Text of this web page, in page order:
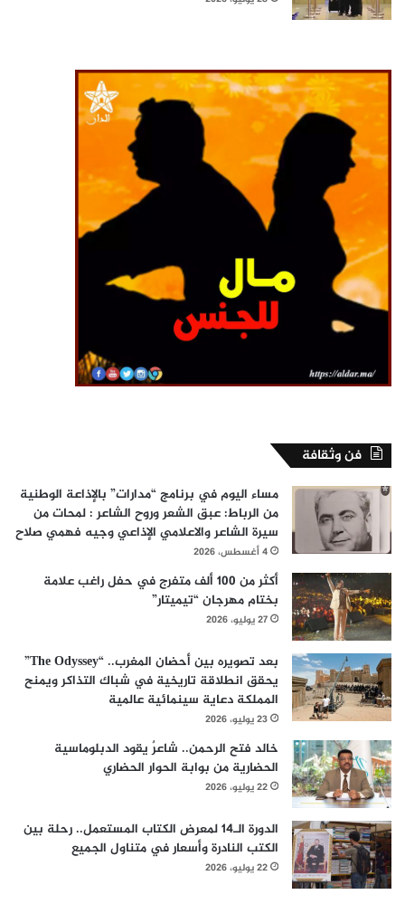
فن وثقافة
مساء اليوم في برنامج “مدارات” بالإذاعة الوطنية
من الرباط: عبق الشعر وروح الشاعر : لمحات من
سيرة الشاعر والاعلامي الإذاعي وجيه فهمي صلاح
4 أغسطس، 2026
أكثر من 100 ألف متفرج في حفل راغب علامة
بختام مهرجان “تيميتار”
27 يوليو، 2026
بعد تصويره بين أحضان المغرب.. “The Odyssey”
يحقق انطلاقة تاريخية في شباك التذاكر ويمنح
المملكة دعاية سينمائية عالمية
23 يوليو، 2026
خالد فتح الرحمن.. شاعرٌ يقود الدبلوماسية
الحضارية من بوابة الحوار الحضاري
22 يوليو، 2026
الدورة الـ14 لمعرض الكتاب المستعمل.. رحلة بين
الكتب النادرة وأسعار في متناول الجميع
22 يوليو، 2026